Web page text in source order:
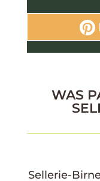
WAS
Sellerie-